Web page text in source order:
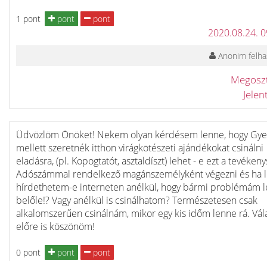
1 pont pont pont
2020.08.24.
Anonim
Üdvözlöm Önöket! Nekem olyan kérdésem lenne, hogy
mellett szeretnék itthon virágkötészeti ajándékokat csinálni
eladásra, (pl. Kopogtatót, asztaldíszt) lehet - e ezt a
Adószámmal rendelkező magánszemélyként végezni és ha
hírdethetem-e interneten anélkül, hogy bármi problémám
belőle!? Vagy anélkül is csinálhatom? Természetesen csak
alkalomszerűen csinálnám, mikor egy kis időm lenne rá.
előre is köszönöm!
0 pont pont pont